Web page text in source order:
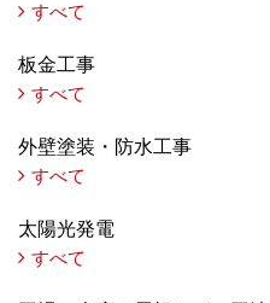
すべて
板金工事
すべて
外壁塗装・防水工事
すべて
太陽光発電
すべて